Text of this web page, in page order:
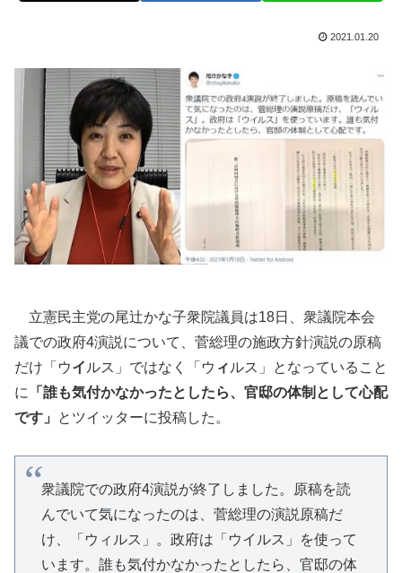
2021.01.20
立憲民主党の尾辻かな子衆院議員は18日、衆議院本会
議での政府4演説について、菅総理の施政方針演説の原稿
だけ「ウイ ルス」ではなく「ウ ィ ルス」となっていること
に
「誰も気付かなかったとしたら、官邸の体制として心配
です」
とツイッターに投稿した。
衆議院での政府4演説が終了しました。原稿を読
んでいて気になったのは、菅総理の演説原稿だ
け、「ウィルス」。政府は「ウイルス」を使って
います。誰も気付かなかったとしたら、官邸の体